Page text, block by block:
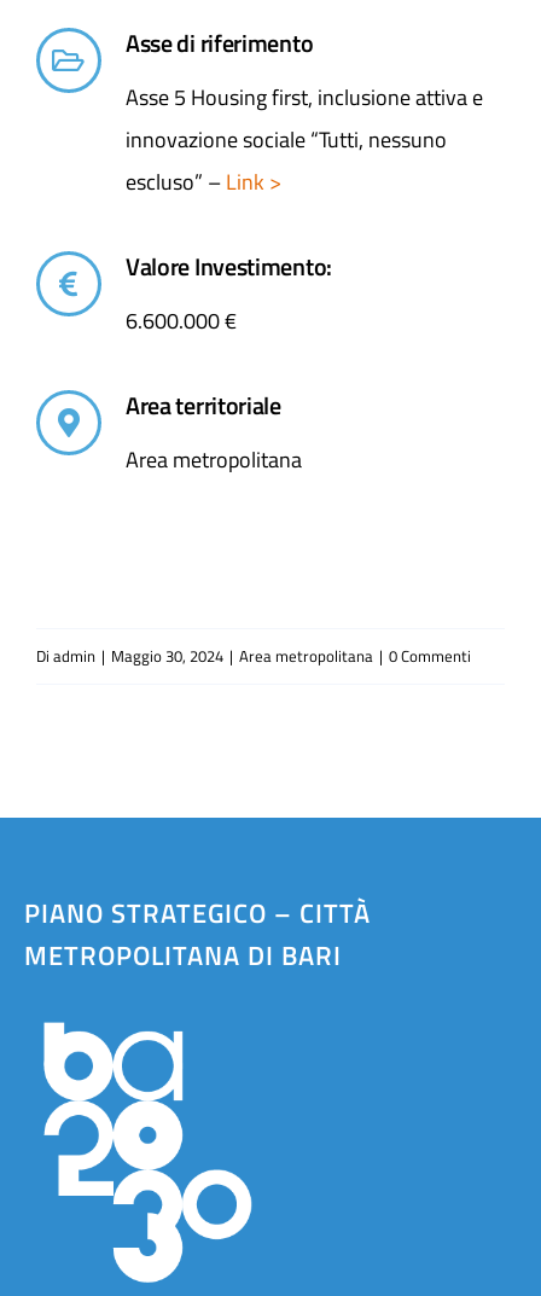
Asse di riferimento
Asse 5 Housing first, inclusione attiva e
innovazione sociale “Tutti, nessuno
escluso” –Link >
Valore Investimento:
6.600.000 €
Area territoriale
Area metropolitana
Di admin | Maggio 30, 2024 | Area metropolitana | 0 Commenti
PIANO STRATEGICO – CITTÀ
METROPOLITANA DI BARI